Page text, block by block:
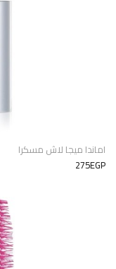
اماندا ميجا لاش مسكرا
275EGP